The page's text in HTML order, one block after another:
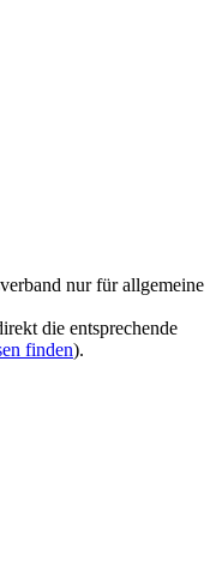
nur für allgemeine
die entsprechende
finden).